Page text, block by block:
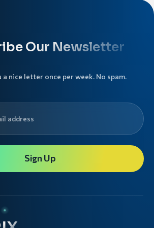
Our Newsletter
a nice letter once per week. No spam.
Sign Up